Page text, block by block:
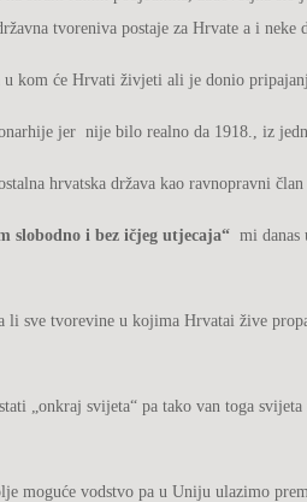
tvoreniva postaje za Hrvate a i neke
kom će Hrvati živjeti ali je donio
jer nije bilo realno da 1918., iz
hrvatska država kao ravnopravni član
slobodno i bez ičjeg utjecaja“ mi
sve tvorevine u kojima Hrvatai žive
„onkraj svijeta“ pa tako van toga
moguće vodstvo pa u Uniju ulazimo